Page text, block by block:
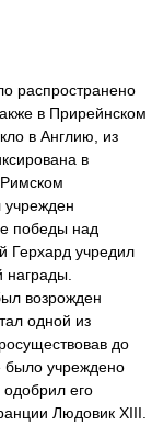
распространено
в Прирейнском
в Англию, из
в
учрежден
победы над
Герхард учредил
награды.
возрожден
одной из
до
было учреждено
его
Людовик XIII.